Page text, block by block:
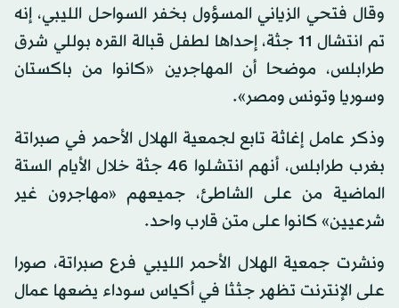
وقال فتحي الزياني المسؤول بخفر السواحل الليبي، إنه
تم انتشال 11 جثة، إحداها لطفل قبالة القره بوللي شرق
طرابلس، موضحا أن المهاجرين «كانوا من باكستان
وسوريا وتونس ومصر».
وذكر عامل إغاثة تابع لجمعية الهلال الأحمر في صبراتة
بغرب طرابلس، أنهم انتشلوا 46 جثة خلال الأيام الستة
الماضية من على الشاطئ، جميعهم «مهاجرون غير
شرعيين» كانوا على متن قارب واحد.
ونشرت جمعية الهلال الأحمر الليبي فرع صبراتة، صورا
على الإنترنت تظهر جثثا في أكياس سوداء يضعها عمال